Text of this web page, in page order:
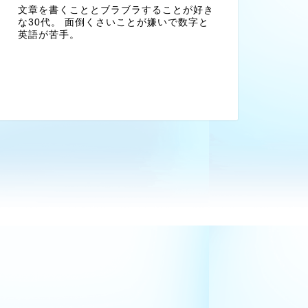
文章を書くこととブラブラすることが好き
な30代。 面倒くさいことが嫌いで数字と
英語が苦手。